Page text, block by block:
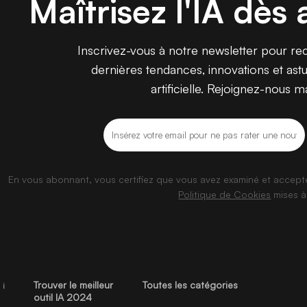
Maîtrisez l'IA dès
Inscrivez-vous à notre newsletter pour
dernières tendances, innovations et
artificielle. Rejoignez-nous
En vous abonnant, vous certifiez que vous avez examiné et
Politique de Cookies mises
Trouver le meilleur
outil IA 2024
Toutes les catégories
Adultes (+18)